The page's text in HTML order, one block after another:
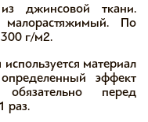
джинсовой ткани.
По
300 г/м2.
материал
эффект
обязательно перед
раз.